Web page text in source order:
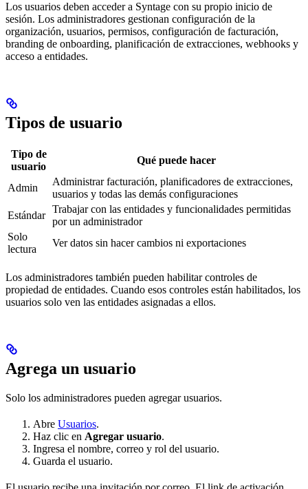
Los usuarios deben acceder a Syntage con su propio inicio de
sesión. Los administradores gestionan configuración de la
organización, usuarios, permisos, configuración de facturación,
branding de onboarding, planificación de extracciones, webhooks y
acceso a entidades.
Tipos de usuario
Tipo de
usuario
Qué puede hacer
Admin
Administrar facturación, planificadores de extracciones,
usuarios y todas las demás configuraciones
Estándar
Trabajar con las entidades y funcionalidades permitidas
por un administrador
Solo
lectura
Ver datos sin hacer cambios ni exportaciones
Los administradores también pueden habilitar controles de
propiedad de entidades. Cuando esos controles están habilitados, los
usuarios solo ven las entidades asignadas a ellos.
Agrega un usuario
Solo los administradores pueden agregar usuarios.
Abre Usuarios.
Haz clic en Agregar usuario.
Ingresa el nombre, correo y rol del usuario.
Guarda el usuario.